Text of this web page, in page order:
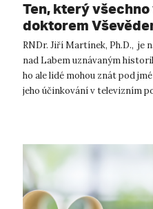
Ten, který všechno
doktorem
Martínkem.
RNDr. Jiří Martínek, Ph.D., je
nad Labem uznávaným
ho ale lidé mohou znát pod
jeho účinkování v televizním